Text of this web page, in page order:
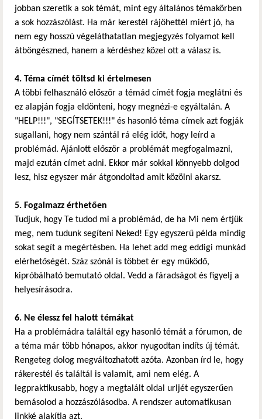
jobban szeretik a sok témát, mint egy általános témakörben
a sok hozzászólást. Ha már kerestél rájöhettél miért jó, ha
nem egy hosszú végeláthatatlan megjegyzés folyamot kell
átböngészned, hanem a kérdéshez közel ott a válasz is.
4. Téma címét töltsd ki értelmesen
A többi felhasználó először a témád címét fogja meglátni és
ez alapján fogja eldönteni, hogy megnézi-e egyáltalán. A
"HELP!!!", "SEGÍTSETEK!!!" és hasonló téma címek azt fogják
sugallani, hogy nem szántál rá elég időt, hogy leírd a
problémád. Ajánlott először a problémát megfogalmazni,
majd ezután címet adni. Ekkor már sokkal könnyebb dolgod
lesz, hisz egyszer már átgondoltad amit közölni akarsz.
5. Fogalmazz érthetően
Tudjuk, hogy Te tudod mi a problémád, de ha Mi nem értjük
meg, nem tudunk segíteni Neked! Egy egyszerű példa mindig
sokat segít a megértésben. Ha lehet add meg eddigi munkád
elérhetőségét. Száz szónál is többet ér egy működő,
kipróbálható bemutató oldal. Vedd a fáradságot és figyelj a
helyesírásodra.
6. Ne élessz fel halott témákat
Ha a problémádra találtál egy hasonló témát a fórumon, de
a téma már több hónapos, akkor nyugodtan indíts új témát.
Rengeteg dolog megváltozhatott azóta. Azonban írd le, hogy
rákerestél és találtál is valamit, ami nem elég. A
legpraktikusabb, hogy a megtalált oldal urljét egyszerűen
bemásolod a hozzászólásodba. A rendszer automatikusan
linkké alakítja azt.